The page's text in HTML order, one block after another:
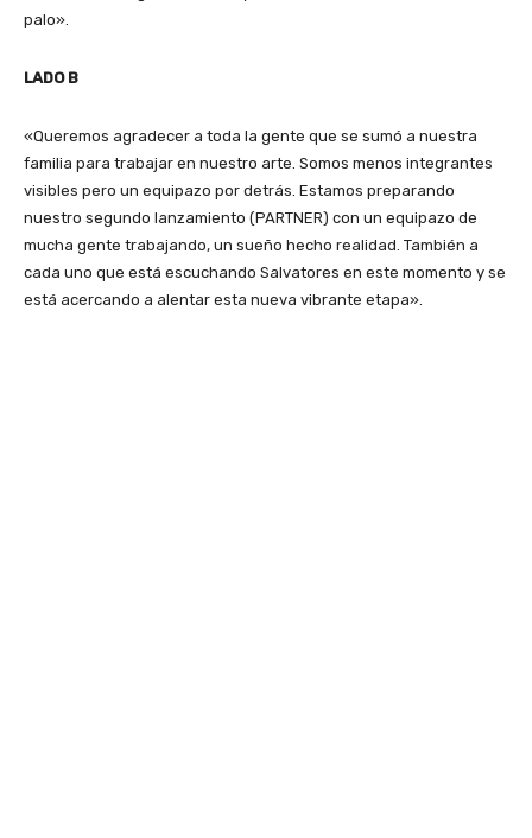
palo».
LADO B
«Queremos agradecer a toda la gente que se sumó a nuestra
familia para trabajar en nuestro arte. Somos menos integrantes
visibles pero un equipazo por detrás. Estamos preparando
nuestro segundo lanzamiento (PARTNER) con un equipazo de
mucha gente trabajando, un sueño hecho realidad. También a
cada uno que está escuchando Salvatores en este momento y se
está acercando a alentar esta nueva vibrante etapa».